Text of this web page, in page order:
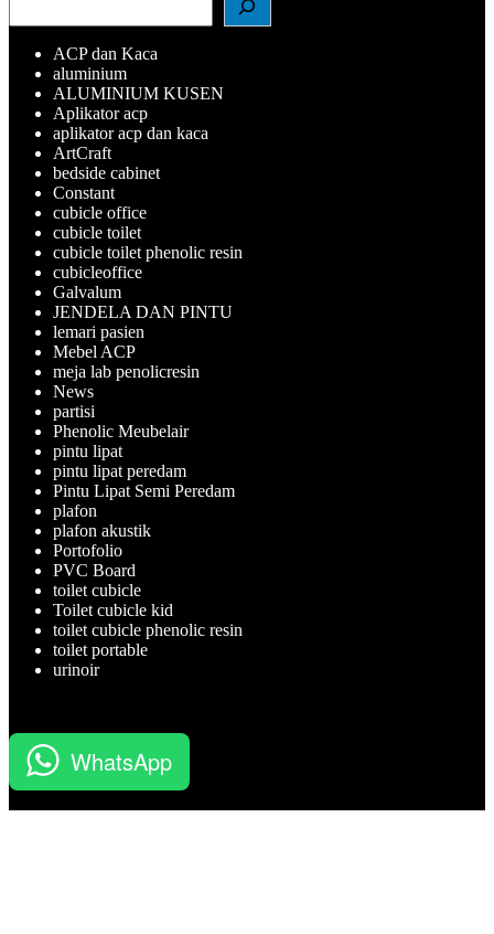
pos
ACP dan Kaca
aluminium
ALUMINIUM KUSEN
Aplikator acp
aplikator acp dan kaca
ArtCraft
bedside cabinet
Constant
cubicle office
cubicle toilet
cubicle toilet phenolic resin
cubicleoffice
Galvalum
JENDELA DAN PINTU
lemari pasien
Mebel ACP
meja lab penolicresin
News
partisi
Phenolic Meubelair
pintu lipat
pintu lipat peredam
Pintu Lipat Semi Peredam
plafon
plafon akustik
Portofolio
PVC Board
toilet cubicle
Toilet cubicle kid
toilet cubicle phenolic resin
toilet portable
urinoir
WhatsApp